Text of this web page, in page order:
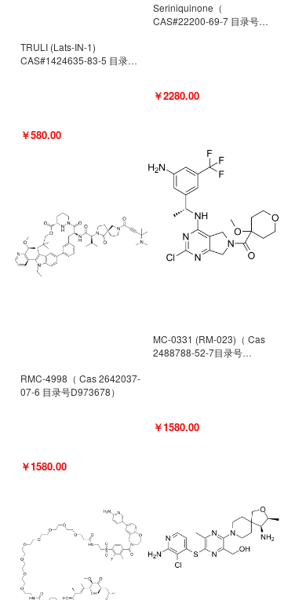
TRULI (Lats-IN-1)
CAS#1424635-83-5 目录号
￥580.00
RMC-4998（ Cas 2642037-
07-6 目录号D973678）
￥1580.00
Seriniquinone（
CAS#22200-69-7 目录号
￥2280.00
MC-0331 (RM-023)（ Cas
2488788-52-7目录号
￥1580.00